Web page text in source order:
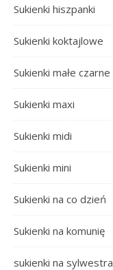
Sukienki hiszpanki
Sukienki koktajlowe
Sukienki małe czarne
Sukienki maxi
Sukienki midi
Sukienki mini
Sukienki na co dzień
Sukienki na komunię
sukienki na sylwestra